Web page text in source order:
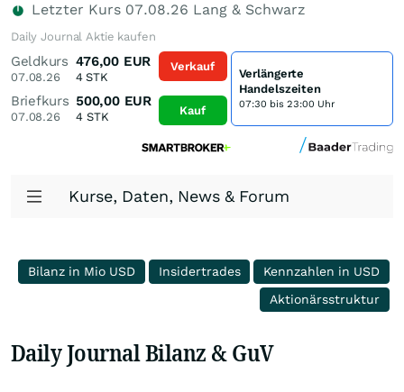
Letzter Kurs 07.08.26 Lang & Schwarz
Daily Journal Aktie kaufen
Geldkurs
07.08.26
476,00 EUR
4STK
Briefkurs
07.08.26
500,00 EUR
4 STK
Verkauf
Kauf
Verlängerte
Handelszeiten
07:30 bis 23:00 Uhr
Kurse, Daten, News & Forum
Bilanz in Mio USD Insidertrades
Kennzahlen in USD
Aktionärsstruktur
Daily Journal Bilanz & GuV